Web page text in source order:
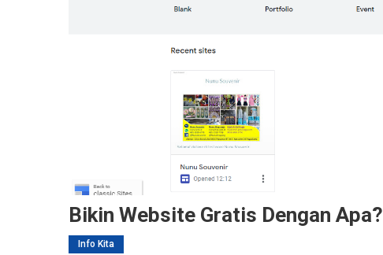
Bikin Website Gratis Dengan Apa?
Info Kita